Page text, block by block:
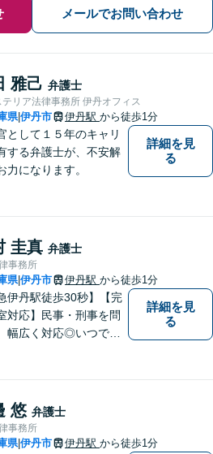
メールでお問い合わせ
雅己 弁護士
テリア法律事務所 伊丹オフィス
県|伊丹市 伊丹駅 から徒歩1分
として１５年のキャリ
する弁護士が、不安解
力になります。
詳細を見
る
圭真 弁護士
事務所
県|伊丹市 伊丹駅 から徒歩1分
伊丹駅徒歩30秒】【完
対応】民事・刑事を問
幅広く対応◎いつでも
尽力してまいります。
カー法務経験あり】
詳細を見
る
悠 弁護士
事務所
県|伊丹市 伊丹駅 から徒歩1分